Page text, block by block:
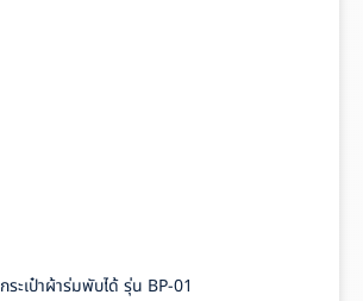
กระเป๋าผ้าร่มพับได้ รุ่น BP-01